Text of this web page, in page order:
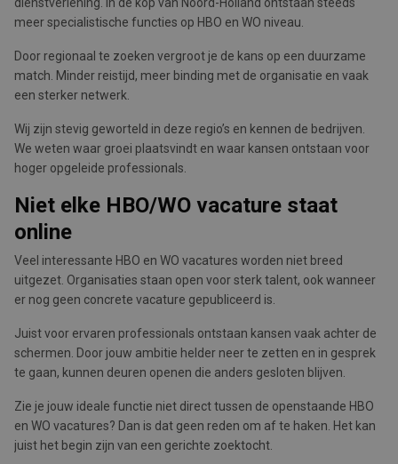
meer specialistische functies op HBO en WO niveau.
Door regionaal te zoeken vergroot je de kans op een duurzame
match. Minder reistijd, meer binding met de organisatie en vaak
een sterker netwerk.
Wij zijn stevig geworteld in deze regio’s en kennen de bedrijven.
We weten waar groei plaatsvindt en waar kansen ontstaan voor
hoger opgeleide professionals.
Niet elke HBO/WO vacature staat
online
Veel interessante HBO en WO vacatures worden niet breed
uitgezet. Organisaties staan open voor sterk talent, ook wanneer
er nog geen concrete vacature gepubliceerd is.
Juist voor ervaren professionals ontstaan kansen vaak achter de
schermen. Door jouw ambitie helder neer te zetten en in gesprek
te gaan, kunnen deuren openen die anders gesloten blijven.
Zie je jouw ideale functie niet direct tussen de openstaande HBO
en WO vacatures? Dan is dat geen reden om af te haken. Het kan
juist het begin zijn van een gerichte zoektocht.